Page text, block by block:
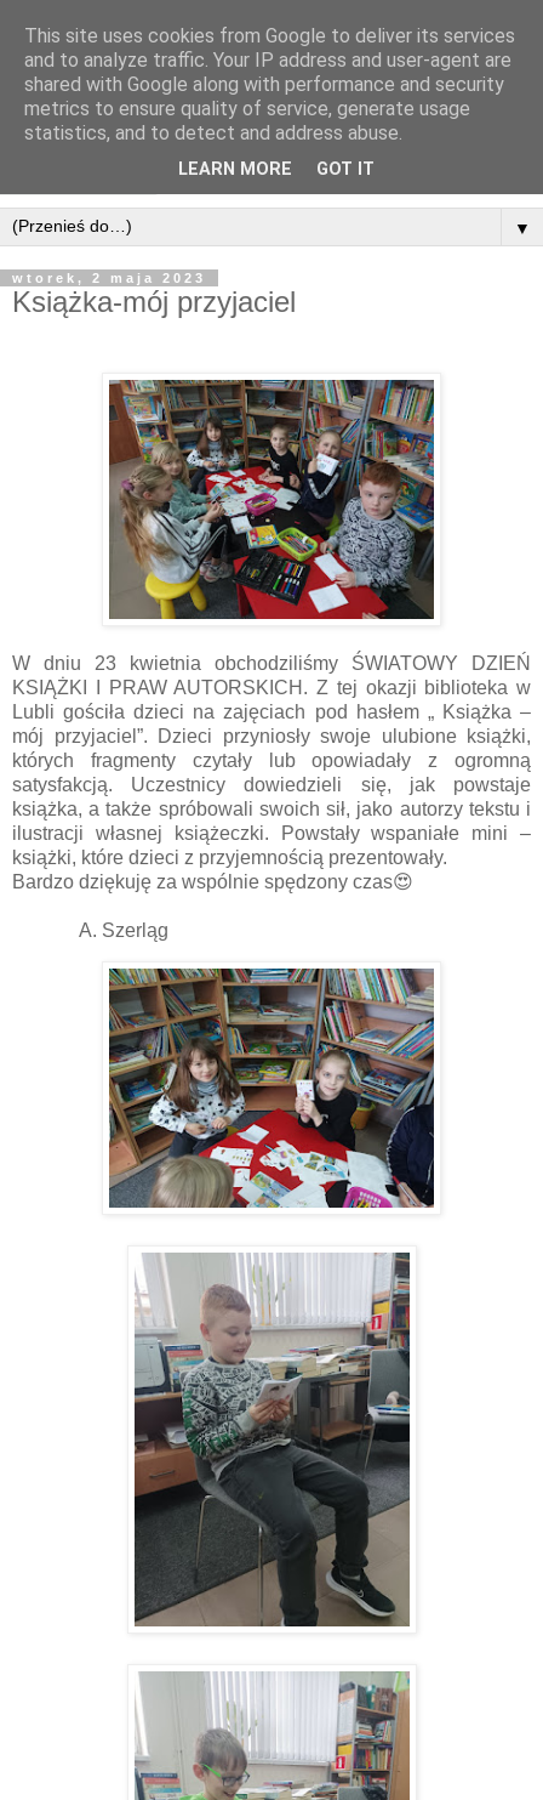
▼
wtorek, 2 maja 2023
Książka-mój przyjaciel
W dniu 23 kwietnia obchodziliśmy ŚWIATOWY DZIEŃ
KSIĄŻKI I PRAW AUTORSKICH. Z tej okazji biblioteka w
Lubli gościła dzieci na zajęciach pod hasłem „ Książka –
mój przyjaciel”. Dzieci przyniosły swoje ulubione książki,
których fragmenty czytały lub opowiadały z ogromną
satysfakcją. Uczestnicy dowiedzieli się, jak powstaje
książka, a także spróbowali swoich sił, jako autorzy tekstu i
ilustracji własnej książeczki. Powstały wspaniałe mini –
książki, które dzieci z przyjemnością prezentowały.
Bardzo dziękuję za wspólnie spędzony czas😍
A. Szerląg
This site uses cookies from Google to deliver its services
and to analyze traffic. Your IP address and user-agent are
shared with Google along with performance and security
metrics to ensure quality of service, generate usage
statistics, and to detect and address abuse.
LEARN MORE GOT IT